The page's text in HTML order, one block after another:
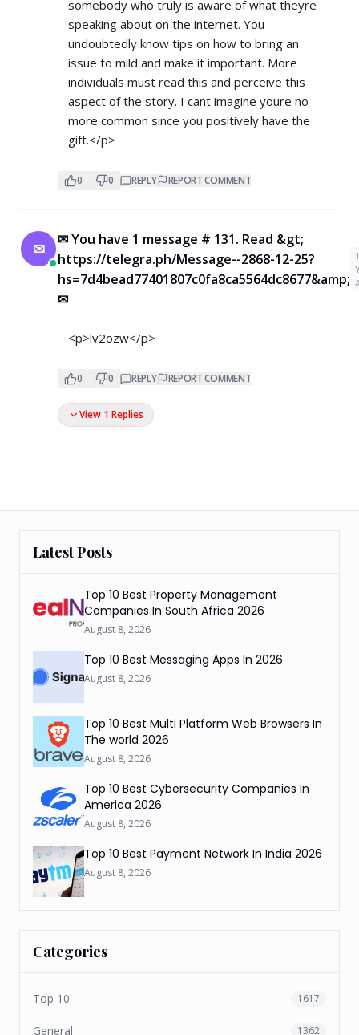
somebody who truly is aware of what theyre
speaking about on the internet. You
undoubtedly know tips on how to bring an
issue to mild and make it important. More
individuals must read this and perceive this
aspect of the story. I cant imagine youre no
more common since you positively have the
gift.</p>
0 0 REPLY REPORT COMMENT
✉
✉ You have 1 message # 131. Read &gt;
https://telegra.ph/Message--2868-12-25?
hs=7d4bead77401807c0fa8ca5564dc8677&amp;
✉
<p>lv2ozw</p>
0 0 REPLY REPORT COMMENT
View 1 Replies
Latest Posts
Top 10 Best Property Management
Companies In South Africa 2026
August 8, 2026
Top 10 Best Messaging Apps In 2026
August 8, 2026
Top 10 Best Multi Platform Web Browsers In
The world 2026
August 8, 2026
Top 10 Best Cybersecurity Companies In
America 2026
August 8, 2026
Top 10 Best Payment Network In India 2026
August 8, 2026
Categories
Top 10 1617
General 1362